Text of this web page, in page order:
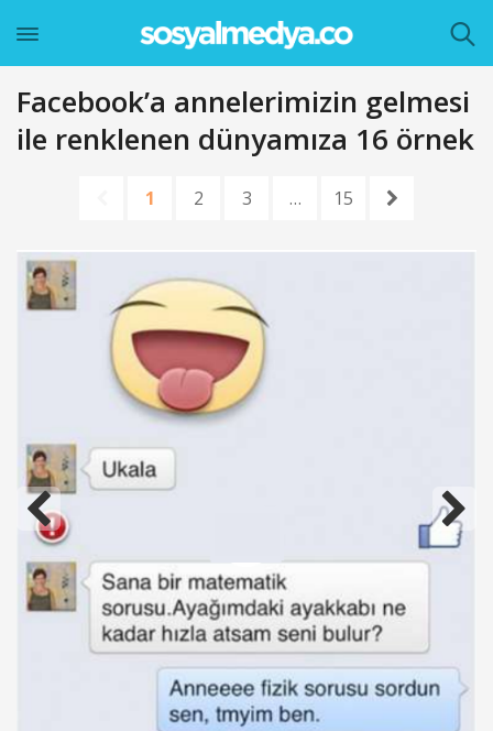
Facebook’a annelerimizin gelmesi
ile renklenen dünyamıza 16 örnek
1 2 3 … 15